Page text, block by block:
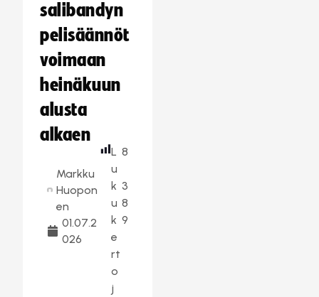
salibandyn
pelisäännöt
voimaan
heinäkuun
alusta
alkaen
Markku
Huopon
en
01.07.2
026
L
u
k
u
k
e
rt
o
j
8
3
8
9